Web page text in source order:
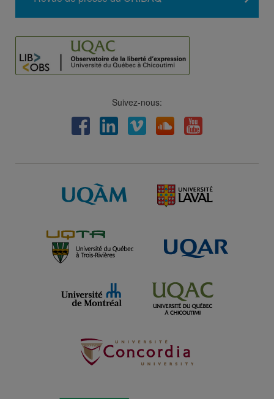
Suivez-nous:
FacebookLinkedInViméo Soundcloud
Youtube